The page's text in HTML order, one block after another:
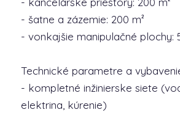
- šatne a zázemie: 200 m²
- vonkajšie manipulačné plochy:
Technické parametre a
- kompletné inžinierske siete
elektrina, kúrenie)